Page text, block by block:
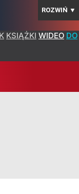
ROZWIŃ ▼
KSIĄŻKI WIDEO DO